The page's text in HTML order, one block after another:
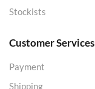
Stockists
Customer Services
Payment
Shipping